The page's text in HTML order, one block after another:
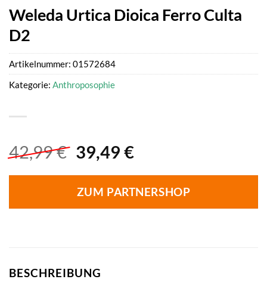
Weleda Urtica Dioica Ferro Culta
D2
42,99€ Ursprünglicher
war:
42,99 €
39,49 €Aktueller
ist:
39,49 €.
ZUM PARTNERSHOP
Artikelnummer: 01572684
Kategorie: Anthroposophie
BESCHREIBUNG